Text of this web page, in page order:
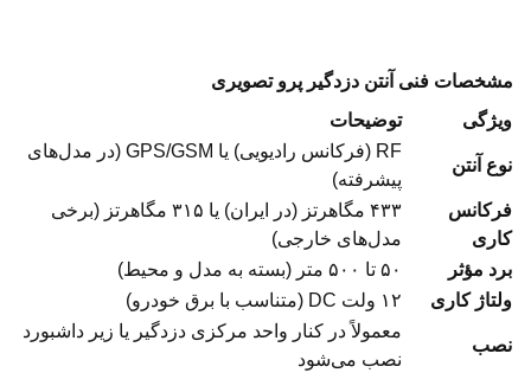
مشخصات فنی آنتن دزدگیر پرو تصویری
ویژگی
توضیحات
نوع آنتن
RF (فرکانس رادیویی) یا GPS/GSM (در مدل‌های
پیشرفته)
فرکانس
کاری
۴۳۳ مگاهرتز (در ایران) یا ۳۱۵ مگاهرتز (برخی
مدل‌های خارجی)
برد مؤثر
۵۰ تا ۵۰۰ متر (بسته به مدل و محیط)
ولتاژ کاری
۱۲ ولت DC (متناسب با برق خودرو)
نصب
معمولاً در کنار واحد مرکزی دزدگیر یا زیر داشبورد
نصب می‌شود